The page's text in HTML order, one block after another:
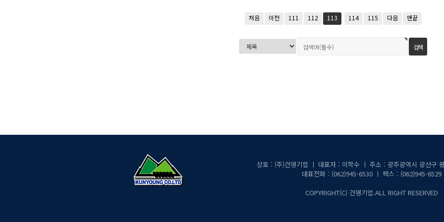
처음 이전 111 112 113 114 115 다음 맨끝
상호 : (주)건영기업 ㅣ 대표자 : 이학수 ㅣ 주소 : 광주광역시 광산구
대표전화 : (062)945-6530 ㅣ 팩스 : (062)945-6529
COPYRIGHT(C) 건영기업.ALL RIGHT RESERVED